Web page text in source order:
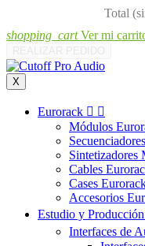
Total
shopping_cart Ver mi
X
Eurorack  
Módulos
Sintetizadores
Cables
Cases
Accesorios
Estudio y Producción
Interfaces de